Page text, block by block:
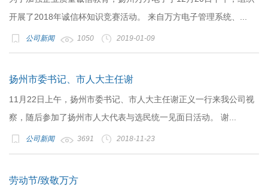
开展了2018年诚信杯知识竞赛活动。 来自万方电子管理系统、...
公司新闻 1050 2019-01-09
扬州市委书记、市人大主任谢
11月22日上午，扬州市委书记、市人大主任谢正义一行来我公司视
察，随后参加了扬州市人大代表与选民统一见面日活动。 谢...
公司新闻 3691 2018-11-23
劳动节/致敬万方